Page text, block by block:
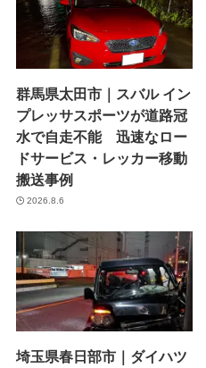
群馬県太田市｜スバル イン
プレッサスポーツが道路冠
水で自走不能 迅速なロー
ドサービス・レッカー移動
搬送事例
2026.8.6
埼玉県春日部市｜ダイハツ